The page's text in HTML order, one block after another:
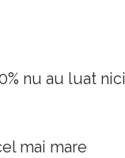
nu au luat nici
mai mare